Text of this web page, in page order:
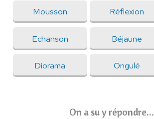
Mousson Réflexion
Echanson Béjaune
Diorama Ongulé
On a su y répondre...